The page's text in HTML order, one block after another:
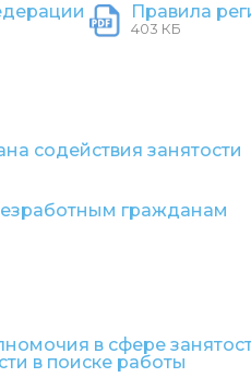
Правила
403 КБ
содействия занятости
гражданам
в сфере
в поиске работы